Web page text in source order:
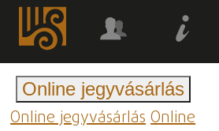
Online jegyvásárlás
Online jegyvásárlásOnline